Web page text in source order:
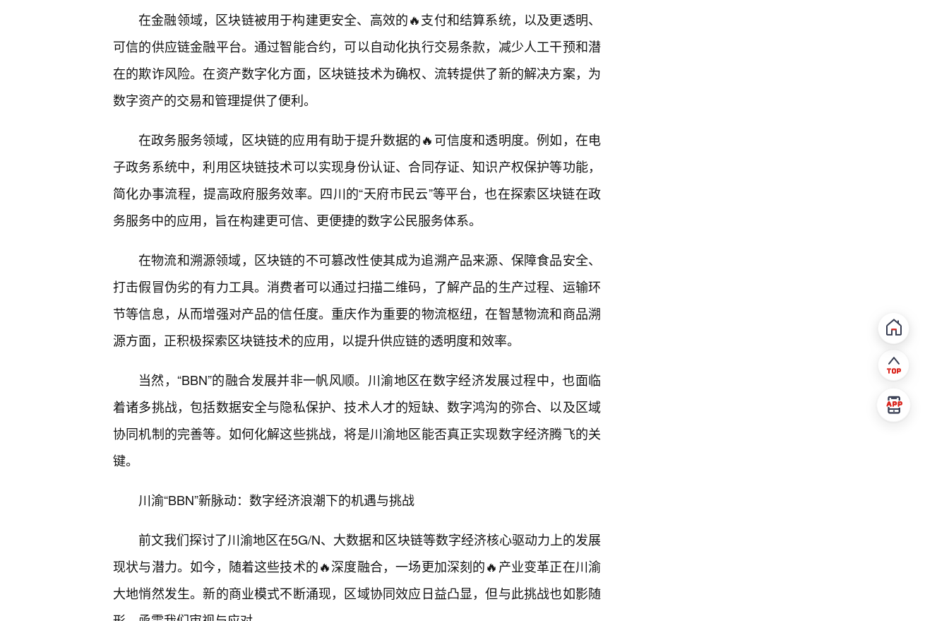
在金融领域，区块链被用于构建更安全、高效的🔥支付和结算系统，以及更透明、
可信的供应链金融平台。通过智能合约，可以自动化执行交易条款，减少人工干预和潜
在的欺诈风险。在资产数字化方面，区块链技术为确权、流转提供了新的解决方案，为
数字资产的交易和管理提供了便利。
在政务服务领域，区块链的应用有助于提升数据的🔥可信度和透明度。例如，在电
子政务系统中，利用区块链技术可以实现身份认证、合同存证、知识产权保护等功能，
简化办事流程，提高政府服务效率。四川的“天府市民云”等平台，也在探索区块链在政
务服务中的应用，旨在构建更可信、更便捷的数字公民服务体系。
在物流和溯源领域，区块链的不可篡改性使其成为追溯产品来源、保障食品安全、
打击假冒伪劣的有力工具。消费者可以通过扫描二维码，了解产品的生产过程、运输环
节等信息，从而增强对产品的信任度。重庆作为重要的物流枢纽，在智慧物流和商品溯
源方面，正积极探索区块链技术的应用，以提升供应链的透明度和效率。
当然，“BBN”的融合发展并非一帆风顺。川渝地区在数字经济发展过程中，也面临
着诸多挑战，包括数据安全与隐私保护、技术人才的短缺、数字鸿沟的弥合、以及区域
协同机制的完善等。如何化解这些挑战，将是川渝地区能否真正实现数字经济腾飞的关
键。
川渝“BBN”新脉动：数字经济浪潮下的机遇与挑战
前文我们探讨了川渝地区在5G/N、大数据和区块链等数字经济核心驱动力上的发展
现状与潜力。如今，随着这些技术的🔥深度融合，一场更加深刻的🔥产业变革正在川渝
大地悄然发生。新的商业模式不断涌现，区域协同效应日益凸显，但与此挑战也如影随